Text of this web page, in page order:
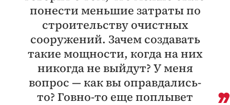
понести меньшие затраты по
строительству очистных
сооружений. Зачем создавать
такие мощности, когда на них
никогда не выйдут? У меня
вопрос — как вы оправдались-
то? Говно-то еще поплывет